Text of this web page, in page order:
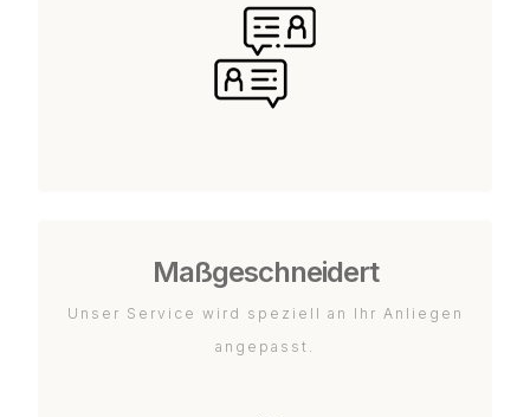
Maßgeschneidert
Unser Service wird speziell an Ihr Anliegen
angepasst.